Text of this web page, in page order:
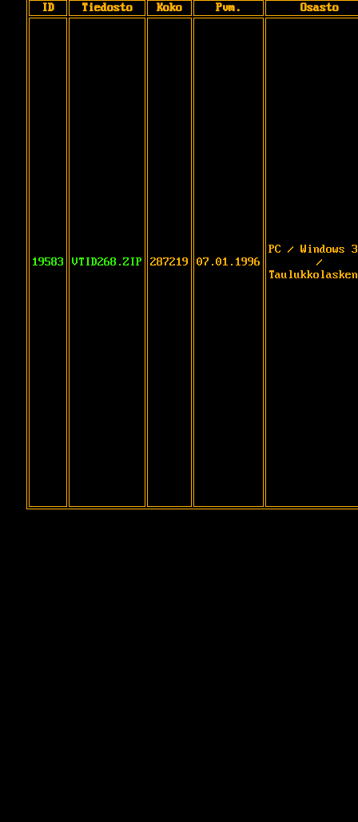
ID Tiedosto Koko Pvm. Osasto
19583 VTID268.ZIP 287219 07.01.1996
PC / Windows
/